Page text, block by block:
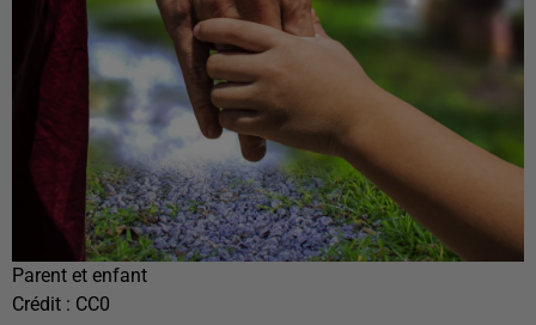
Parent et enfant
Crédit : CC0